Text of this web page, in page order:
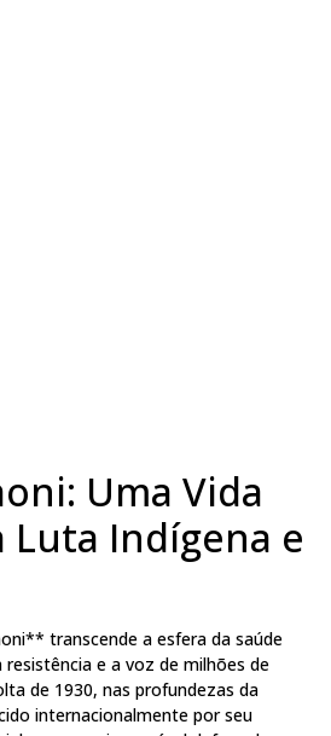
Uma Vida
Luta Indígena e
transcende a esfera da saúde
e a voz de milhões de
de 1930, nas profundezas da
internacionalmente por seu